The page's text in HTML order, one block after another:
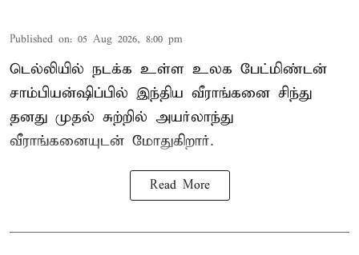
Published on: 05 Aug 2026, 8:00 pm
டெல்லியில் நடக்க உள்ள உலக பேட்மிண்டன்
சாம்பியன்ஷிப்பில் இந்திய வீராங்கனை சிந்து
தனது முதல் சுற்றில் அயர்லாந்து
வீராங்கனையுடன் மோதுகிறார்.
Read More